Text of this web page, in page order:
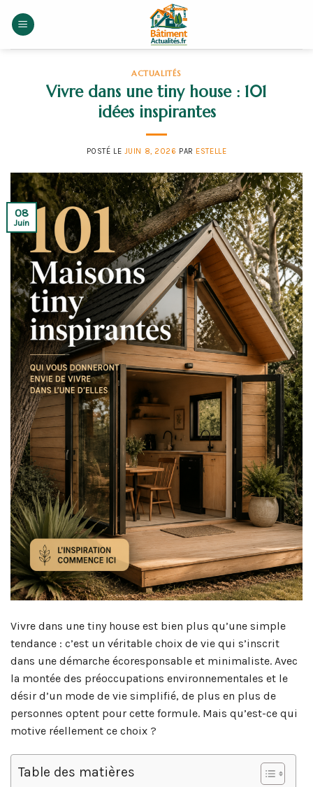
ACTUALITÉS
Vivre dans une tiny house : 101
idées inspirantes
POSTÉ LE JUIN 8, 2026 PAR ESTELLE
08
Juin
Vivre dans une tiny house est bien plus qu’une simple
tendance : c’est un véritable choix de vie qui s’inscrit
dans une démarche écoresponsable et minimaliste. Avec
la montée des préoccupations environnementales et le
désir d’un mode de vie simplifié, de plus en plus de
personnes optent pour cette formule. Mais qu’est-ce qui
motive réellement ce choix ?
Table des matières